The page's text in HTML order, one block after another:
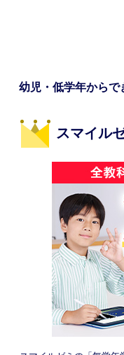
幼児・低学年から
スマイル